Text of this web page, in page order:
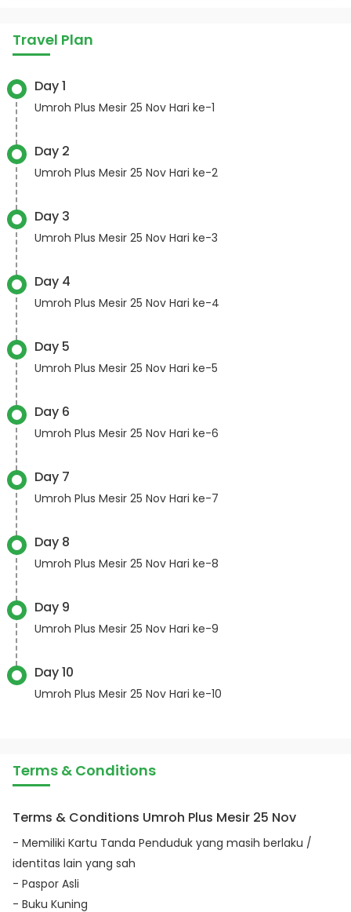
Travel Plan
Day 1
Umroh Plus Mesir 25 Nov Hari ke-1
Day 2
Umroh Plus Mesir 25 Nov Hari ke-2
Day 3
Umroh Plus Mesir 25 Nov Hari ke-3
Day 4
Umroh Plus Mesir 25 Nov Hari ke-4
Day 5
Umroh Plus Mesir 25 Nov Hari ke-5
Day 6
Umroh Plus Mesir 25 Nov Hari ke-6
Day 7
Umroh Plus Mesir 25 Nov Hari ke-7
Day 8
Umroh Plus Mesir 25 Nov Hari ke-8
Day 9
Umroh Plus Mesir 25 Nov Hari ke-9
Day 10
Umroh Plus Mesir 25 Nov Hari ke-10
Terms & Conditions
Terms & Conditions Umroh Plus Mesir 25 Nov
- Memiliki Kartu Tanda Penduduk yang masih berlaku /
identitas lain yang sah
- Paspor Asli
- Buku Kuning